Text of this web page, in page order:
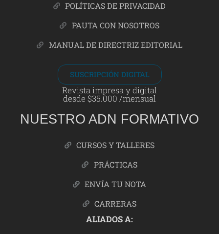
POLÍTICAS DE PRIVACIDAD
PAUTA CON NOSOTROS
MANUAL DE DIRECTRIZ EDITORIAL
SUSCRIPCIÓN DIGITAL
Revista impresa y digital
desde $35.000 /mensual
NUESTRO ADN FORMATIVO
CURSOS Y TALLERES
PRÁCTICAS
ENVÍA TU NOTA
CARRERAS
ALIADOS A: